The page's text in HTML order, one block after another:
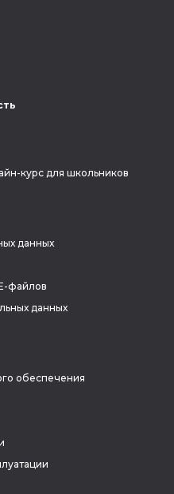
курс для школьников
данных
файлов
данных
обеспечения